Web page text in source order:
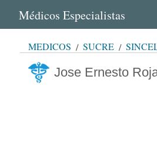
Médicos Especialistas
MÉDICOS SUCRE
Jose Ernesto